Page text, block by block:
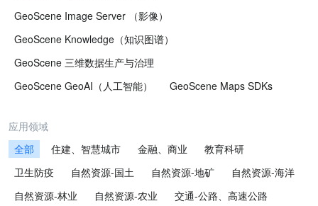
GeoScene Image Server （影像）
GeoScene Knowledge（知识图谱）
GeoScene 三维数据生产与治理
GeoScene GeoAI（人工智能）
GeoScene Maps SDKs
应用领域
全部
住建、智慧城市 金融、商业
教育科研
卫生防疫
自然资源-国土 自然资源-地矿
自然资源-海洋
自然资源-林业
自然资源-农业
交通-公路、高速公路